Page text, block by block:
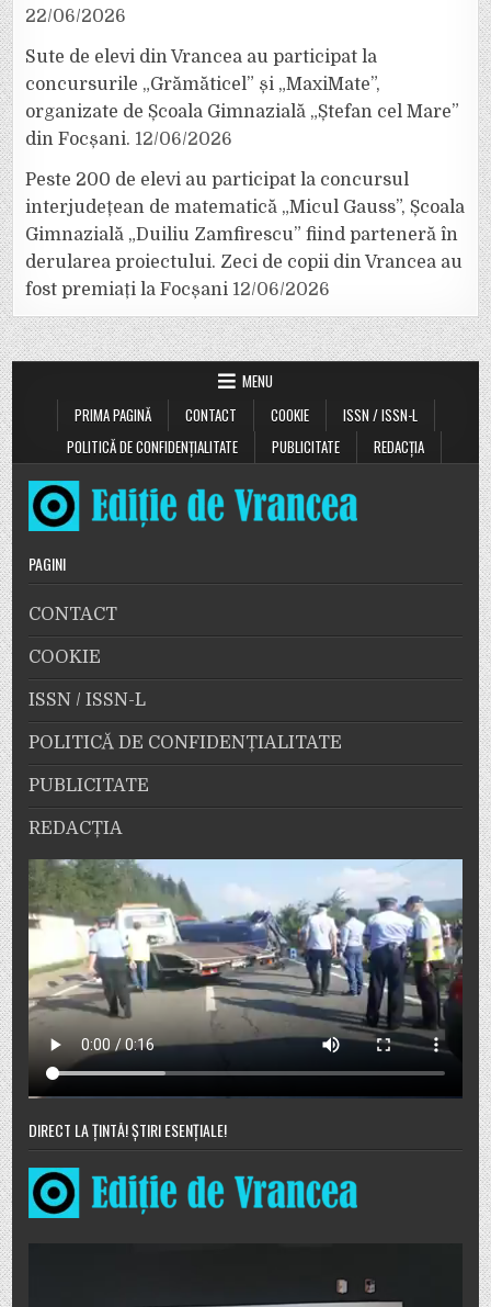
22/06/2026
Sute de elevi din Vrancea au participat la
concursurile „Grămăticel” și „MaxiMate”,
organizate de Școala Gimnazială „Ștefan cel Mare”
din Focșani. 12/06/2026
Peste 200 de elevi au participat la concursul
interjudețean de matematică „Micul Gauss”, Școala
Gimnazială „Duiliu Zamfirescu” fiind parteneră în
derularea proiectului. Zeci de copii din Vrancea au
fost premiați la Focșani 12/06/2026
MENU
PRIMA PAGINĂ
CONTACT COOKIE
ISSN / ISSN-L
POLITICĂ DE CONFIDENȚIALITATE
PUBLICITATE REDACȚIA
PAGINI
CONTACT
COOKIE
ISSN / ISSN-L
POLITICĂ DE CONFIDENȚIALITATE
PUBLICITATE
REDACȚIA
DIRECT LA ȚINTĂ! ȘTIRI ESENȚIALE!